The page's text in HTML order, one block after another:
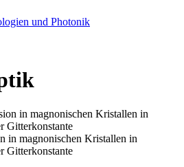
und Photonik
in magnonischen Kristallen in
Gitterkonstante